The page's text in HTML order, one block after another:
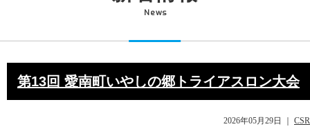
News
第13回 愛南町いやしの郷トライアスロン大会
2026年05月29日 CSR